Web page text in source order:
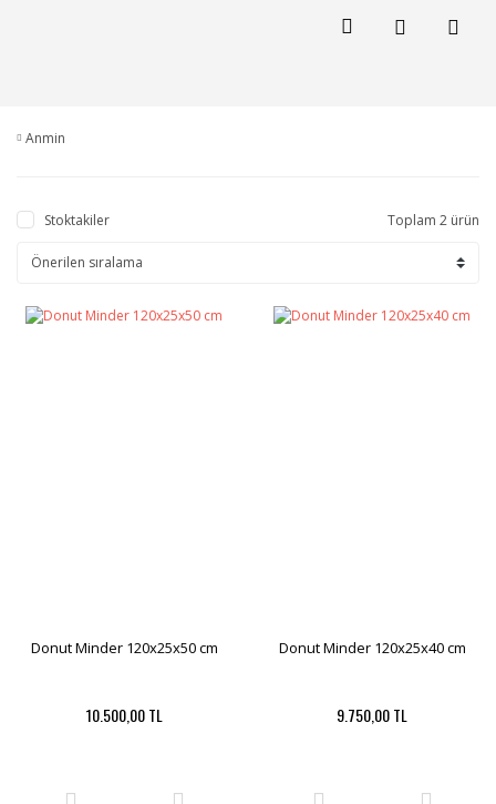
Anmin
Stoktakiler Toplam 2 ürün
Donut Minder 120x25x50 cm
10.500,00 TL
Donut Minder 120x25x40 cm
9.750,00 TL